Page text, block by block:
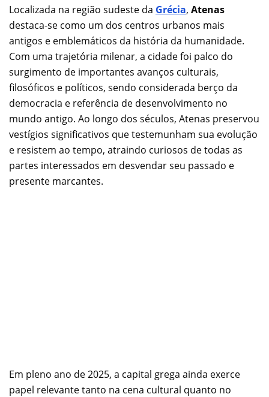
Localizada na região sudeste da Grécia, Atenas
destaca-se como um dos centros urbanos mais
antigos e emblemáticos da história da humanidade.
Com uma trajetória milenar, a cidade foi palco do
surgimento de importantes avanços culturais,
filosóficos e políticos, sendo considerada berço da
democracia e referência de desenvolvimento no
mundo antigo. Ao longo dos séculos, Atenas preservou
vestígios significativos que testemunham sua evolução
e resistem ao tempo, atraindo curiosos de todas as
partes interessados em desvendar seu passado e
presente marcantes.
Em pleno ano de 2025, a capital grega ainda exerce
papel relevante tanto na cena cultural quanto no